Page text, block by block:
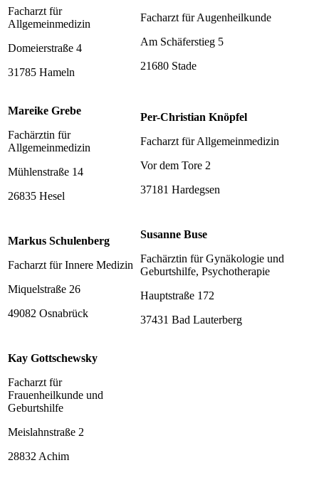
Facharzt für
Allgemeinmedizin
Domeierstraße 4
31785 Hameln
Facharzt für Augenheilkunde
Am Schäferstieg 5
21680 Stade
Mareike Grebe
Fachärztin für
Allgemeinmedizin
Mühlenstraße 14
26835 Hesel
Per-Christian Knöpfel
Facharzt für Allgemeinmedizin
Vor dem Tore 2
37181 Hardegsen
Markus Schulenberg
Facharzt für Innere Medizin
Miquelstraße 26
49082 Osnabrück
Susanne Buse
Fachärztin für Gynäkologie und
Geburtshilfe, Psychotherapie
Hauptstraße 172
37431 Bad Lauterberg
Kay Gottschewsky
Facharzt für
Frauenheilkunde und
Geburtshilfe
Meislahnstraße 2
28832 Achim